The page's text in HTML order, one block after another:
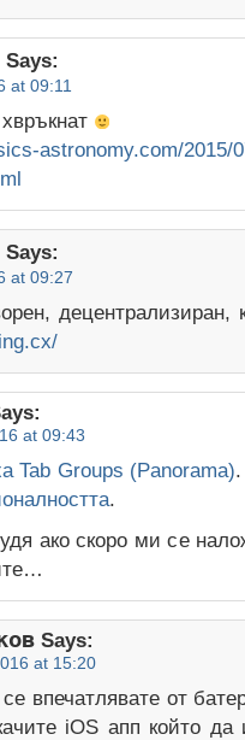
Says:
at 09:11
astronomy.com/2015/
Says:
at 09:27
децентрализиран,
at 09:43
Tab Groups (Panorama)
.
ако скоро ми се
Says:
at 15:20
впечатлявате от
iOS апп който